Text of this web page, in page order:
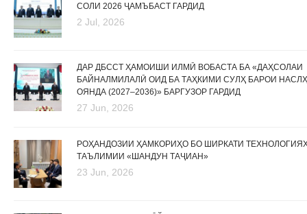
СОЛИ 2026 ҶАМЪБАСТ ГАРДИД
2 Jul, 2026
ДАР ДБССТ ҲАМОИШИ ИЛМӢ ВОБАСТА БА «ДАҲСОЛАИ
БАЙНАЛМИЛАЛӢ ОИД БА ТАҲКИМИ СУЛҲ БАРОИ
ОЯНДА (2027–2036)» БАРГУЗОР ГАРДИД
27 Jun, 2026
РОҲАНДОЗИИ ҲАМКОРИҲО БО ШИРКАТИ
ТАЪЛИМИИ «ШАНДУН ТАҶИАН»
23 Jun, 2026